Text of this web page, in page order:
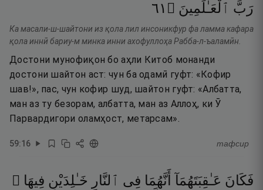
رَبَّ ٱلْعَـٰلَمِينَ ۝ ١٦
Ка масали-ш-шайтони из қола лил инсоникфур фа ламма кафара
қола иннӣ бариу-м минка инни ахофуллоҳа Рабба-л-ъаламӣн.
Достони мунофиқон бо аҳли Китоб монанди
достони шайтон аст: чун ба одамӣ гуфт: «Кофир
шав!», пас, чун кофир шуд, шайтон гуфт: «Албатта,
ман аз ту безорам, албатта, ман аз Аллоҳ, ки Ӯ
Парвардигори оламҳост, метарсам».
59:16 тафсир
فَكَانَ عَـٰقِبَتَهُمَآ أَنَّهُمَا فِى ٱلنَّارِ خَـٰلِدَيْنِ فِيهَا ۚ